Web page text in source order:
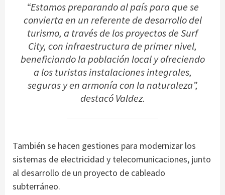
“Estamos preparando al país para que se
convierta en un referente de desarrollo del
turismo, a través de los proyectos de Surf
City, con infraestructura de primer nivel,
beneficiando la población local y ofreciendo
a los turistas instalaciones integrales,
seguras y en armonía con la naturaleza”,
destacó Valdez.
También se hacen gestiones para modernizar los
sistemas de electricidad y telecomunicaciones, junto
al desarrollo de un proyecto de cableado
subterráneo.